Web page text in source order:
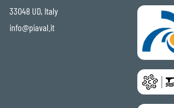
33048 UD, Italy
info@piaval.it